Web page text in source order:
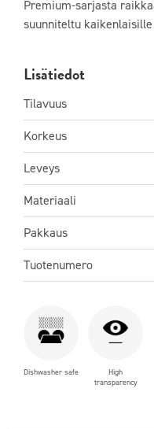
Premium-sarjasta
suunniteltu
Lisätiedot
Tilavuus
Korkeus
Leveys
Materiaali
Pakkaus
Tuotenumero
Dishwasher safe
High
transparency